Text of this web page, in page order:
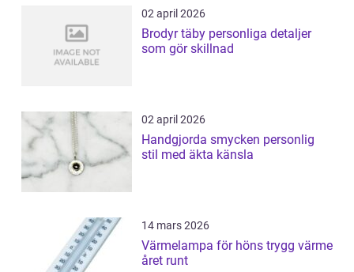
02 april 2026
Brodyr täby personliga detaljer
som gör skillnad
02 april 2026
Handgjorda smycken personlig
stil med äkta känsla
14 mars 2026
Värmelampa för höns trygg värme
året runt